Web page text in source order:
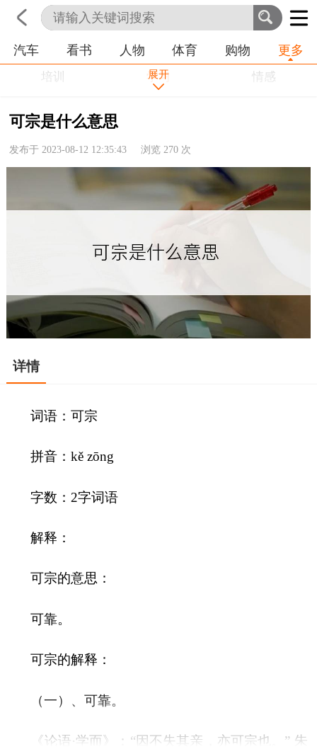
首页 科技 生活 职业
汽车 看书 人物 体育 购物 更多
培训 学习
情感
农业
健康
历史
展开
可宗是什么意思
发布于 2023-08-12 12:35:43 浏览270 次
详情
词语：可宗
拼音：kě zōng
字数：2字词语
解释：
可宗的意思：
可靠。
可宗的解释：
（一）、可靠。
《论语·学而》：“因不失其亲，亦可宗也。” 朱